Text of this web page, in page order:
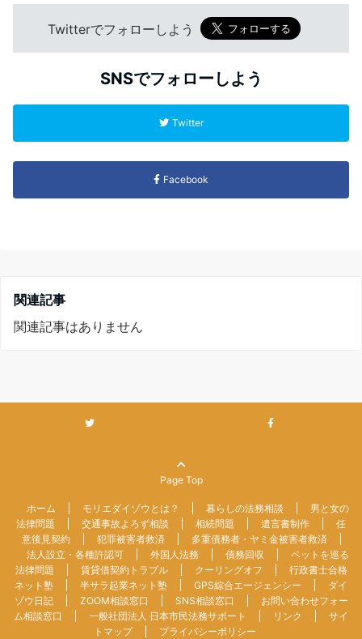
Twitterでフォローしよう
SNSでフォローしよう
Twitter
Facebook
関連記事
関連記事はありません
Page Top
ホーム モリエダイゾウとは？ 暮らしの法務相談
男と女の
法律問題
交通事故よろず相談 相続問題 遺言書制作
任
意後見契約
犯罪被害者救済
多重債務者・ヤミ金被害者救済
法人設立・各種許認可
外国人法務 債務回収
ペットを巡る
法律問題
賃貸借契約トラブル クーリングオフ
行政書士合格
ネット塾
半サラ起業ネット塾 GPS綜合エージェンシー
ダイ
ゾウ日記
ZOOM相談窓口 SNS相談窓口
お問い合わせフォー
ム相談窓口
一般社団法人 日本市民法務サポート リンク
サイ
トマップ
プライバシーポリシー